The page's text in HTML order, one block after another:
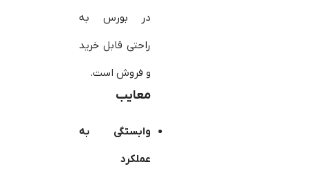
در بورس به
راحتی قابل خرید
و فروش است.
معایب
وابستگی به
عملکرد